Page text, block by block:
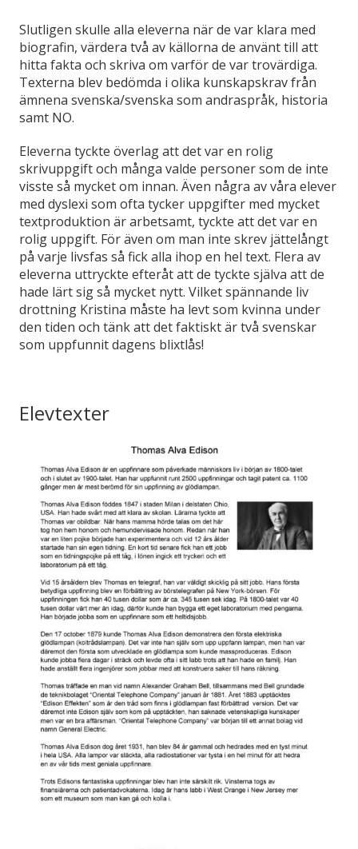
Slutligen skulle alla eleverna när de var klara med
biografin, värdera två av källorna de använt till att
hitta fakta och skriva om varför de var trovärdiga.
Texterna blev bedömda i olika kunskapskrav från
ämnena svenska/svenska som andraspråk, historia
samt NO.
Eleverna tyckte överlag att det var en rolig
skrivuppgift och många valde personer som de inte
visste så mycket om innan. Även några av våra elever
med dyslexi som ofta tycker uppgifter med mycket
textproduktion är arbetsamt, tyckte att det var en
rolig uppgift. För även om man inte skrev jättelångt
på varje livsfas så fick alla ihop en hel text. Flera av
eleverna uttryckte efteråt att de tyckte själva att de
hade lärt sig så mycket nytt. Vilket spännande liv
drottning Kristina måste ha levt som kvinna under
den tiden och tänk att det faktiskt är två svenskar
som uppfunnit dagens blixtlås!
Elevtexter